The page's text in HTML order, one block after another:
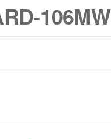
106MW